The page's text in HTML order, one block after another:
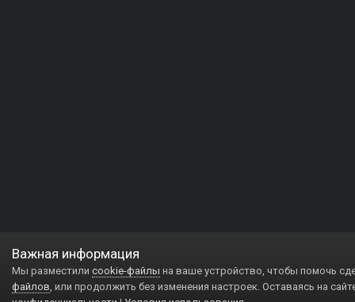
Важная информация
Мы разместили cookie-файлы на ваше устройство, чтобы помочь
файлов, или продолжить без изменения настроек. Оставаясь на